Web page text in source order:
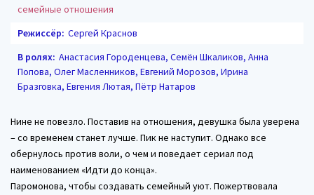
семейные отношения
Режиссёр: Сергей Краснов
В ролях: Анастасия Городенцева, Семён Шкаликов, Анна
Попова, Олег Масленников, Евгений Морозов, Ирина
Бразговка, Евгения Лютая, Пётр Натаров
Нине не повезло. Поставив на отношения, девушка была уверена
– со временем станет лучше. Пик не наступит. Однако все
обернулось против воли, о чем и поведает сериал под
наименованием «Идти до конца».
Паромонова, чтобы создавать семейный уют. Пожертвовала